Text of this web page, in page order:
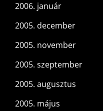
2006. január
2005. december
2005. november
2005. szeptember
2005. augusztus
2005. május